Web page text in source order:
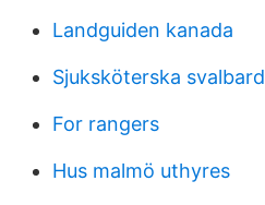
Landguiden kanada
Sjuksköterska svalbard
For rangers
Hus malmö uthyres